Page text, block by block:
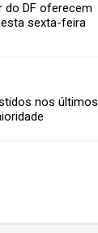
do DF oferecem
sexta-feira
nos últimos